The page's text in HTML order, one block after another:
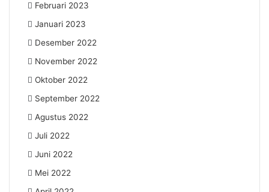
Februari 2023
Januari 2023
Desember 2022
November 2022
Oktober 2022
September 2022
Agustus 2022
Juli 2022
Juni 2022
Mei 2022